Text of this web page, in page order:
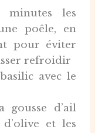
minutes les
poêle, en
pour éviter
refroidir
avec le
gousse d’ail
et les